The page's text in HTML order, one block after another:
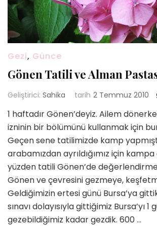
Gezi, Günce
Gönen Tatili ve Alman
Geliştirici: Sahika tarih 2 Temmuz 2010
1 haftadır Gönen’deyiz. Ailem
izninin bir bölümünü kullanmak için
Geçen sene tatilimizde kamp
arabamızdan ayrıldığımız için
yüzden tatili Gönen’de
Gönen ve çevresini gezmeye,
Geldiğimizin ertesi günü Bursa’ya
sınavı dolayısıyla gittiğimiz Bursa’yı 1
gezebildiğimiz kadar gezdik. 600 …